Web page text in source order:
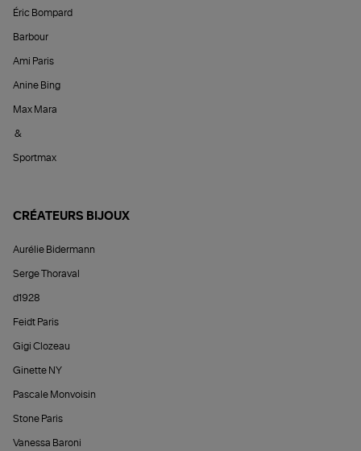
Éric Bompard
Barbour
Ami Paris
Anine Bing
Max Mara
&
Sportmax
CRÉATEURS BIJOUX
Aurélie Bidermann
Serge Thoraval
d1928
Feidt Paris
Gigi Clozeau
Ginette NY
Pascale Monvoisin
Stone Paris
Vanessa Baroni